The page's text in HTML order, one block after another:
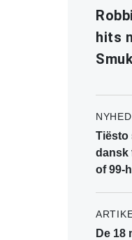
hits
Tiësto
dansk
of 99-
De 18